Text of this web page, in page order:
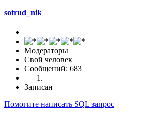
sotrud_nik
Модераторы
Свой человек
Сообщений: 683
Записан
Помогите написать SQL запрос